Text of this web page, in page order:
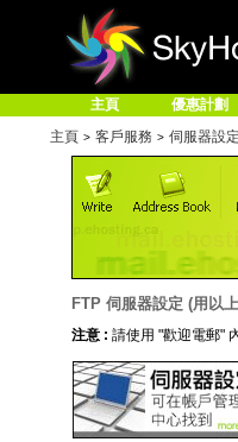
主頁 優惠計劃
主頁 > 客戶服務 > 伺服器設定
FTP 伺服器設定 (用以
注意 : 請使用 "歡迎電郵"